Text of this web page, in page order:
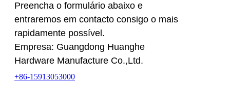
Preencha o formulário abaixo e
entraremos em contacto consigo o mais
rapidamente possível.
Empresa: Guangdong Huanghe
Hardware Manufacture Co.,Ltd.
+86-15913053000